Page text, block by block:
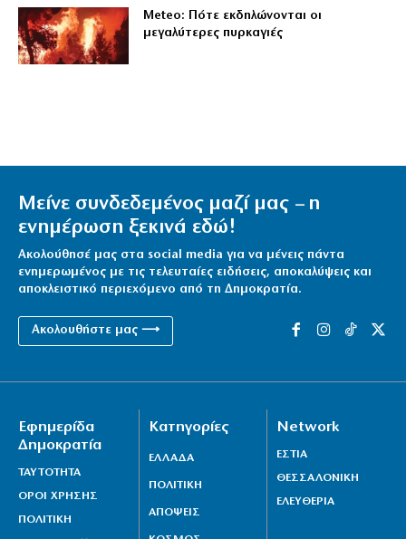
Meteo: Πότε εκδηλώνονται οι
μεγαλύτερες πυρκαγιές
Μείνε συνδεδεμένος μαζί μας – η
ενημέρωση ξεκινά εδώ!
Ακολούθησέ μας στα social media για να μένεις πάντα
ενημερωμένος με τις τελευταίες ειδήσεις, αποκαλύψεις και
αποκλειστικό περιεχόμενο από τη Δημοκρατία.
Ακολουθήστε μας ⟶
Εφημερίδα
Δημοκρατία
ΤΑΥΤΟΤΗΤΑ
ΟΡΟΙ ΧΡΗΣΗΣ
ΠΟΛΙΤΙΚΗ
Κατηγορίες
ΕΛΛΑΔΑ
ΠΟΛΙΤΙΚΗ
ΑΠΟΨΕΙΣ
Network
ΕΣΤΙΑ
ΘΕΣΣΑΛΟΝΙΚΗ
ΕΛΕΥΘΕΡΙΑ